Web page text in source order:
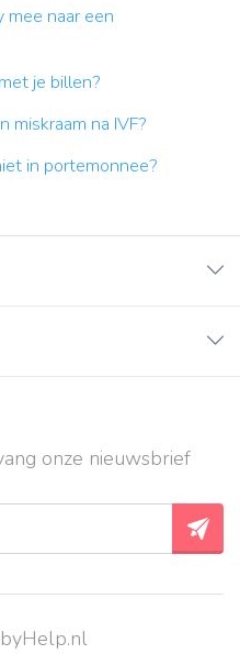
naar een
je billen?
miskraam na IVF?
in portemonnee?
onze nieuwsbrief